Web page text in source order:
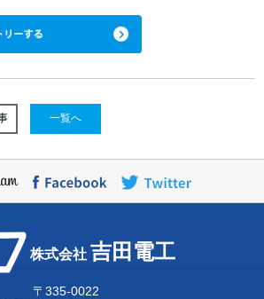
一覧へ
株式会社 吉田電工
〒335-0022